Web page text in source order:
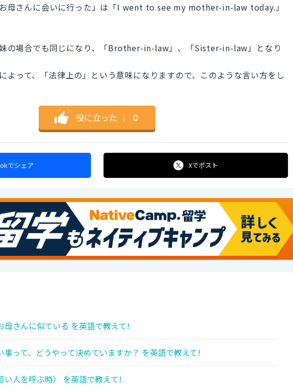
母さんに会いに行った」は「I went to see my mother-in-law today.」
の場合でも同じになり、「Brother-in-law」、「Sister-in-law」となり
よって、「法律上の」という意味になりますので、このような言い方をし
役に立った ｜ 0
でシェア Xでポスト
母さんに似ている を英語で教えて!
って、どうやって決めていますか？ を英語で教えて!
い人を呼ぶ時） を英語で教えて!